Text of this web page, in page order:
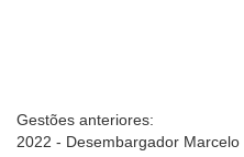
Gestões anteriores:
2022 - Desembargador